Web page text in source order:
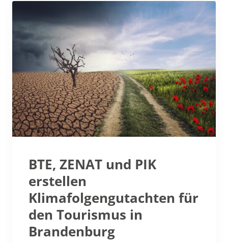
BTE, ZENAT und PIK
erstellen
Klimafolgengutachten für
den Tourismus in
Brandenburg